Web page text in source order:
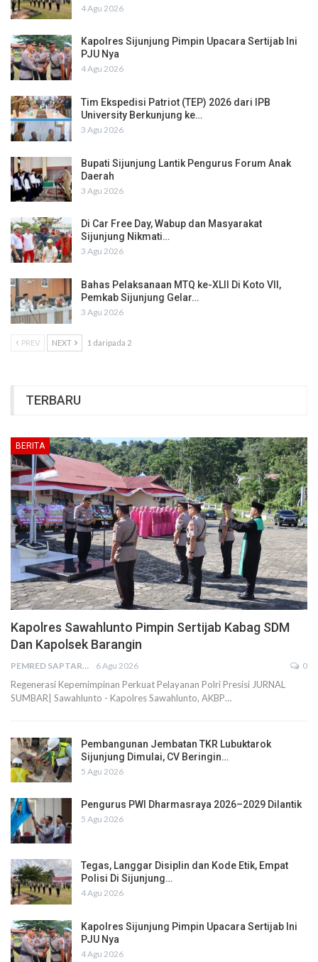
4 Agu 2026
Kapolres Sijunjung Pimpin Upacara Sertijab Ini
PJU Nya
4 Agu 2026
Tim Ekspedisi Patriot (TEP) 2026 dari IPB
University Berkunjung ke…
3 Agu 2026
Bupati Sijunjung Lantik Pengurus Forum Anak
Daerah
3 Agu 2026
Di Car Free Day, Wabup dan Masyarakat
Sijunjung Nikmati…
3 Agu 2026
Bahas Pelaksanaan MTQ ke-XLII Di Koto VII,
Pemkab Sijunjung Gelar…
3 Agu 2026
PREV NEXT 1 daripada 2
TERBARU
BERITA
Kapolres Sawahlunto Pimpin Sertijab Kabag SDM
Dan Kapolsek Barangin
PEMRED SAPTARIUS 6 Agu 2026 0
Regenerasi Kepemimpinan Perkuat Pelayanan Polri Presisi JURNAL
SUMBAR| Sawahlunto - Kapolres Sawahlunto, AKBP…
Pembangunan Jembatan TKR Lubuktarok
Sijunjung Dimulai, CV Beringin…
5 Agu 2026
Pengurus PWI Dharmasraya 2026–2029 Dilantik
5 Agu 2026
Tegas, Langgar Disiplin dan Kode Etik, Empat
Polisi Di Sijunjung…
4 Agu 2026
Kapolres Sijunjung Pimpin Upacara Sertijab Ini
PJU Nya
4 Agu 2026